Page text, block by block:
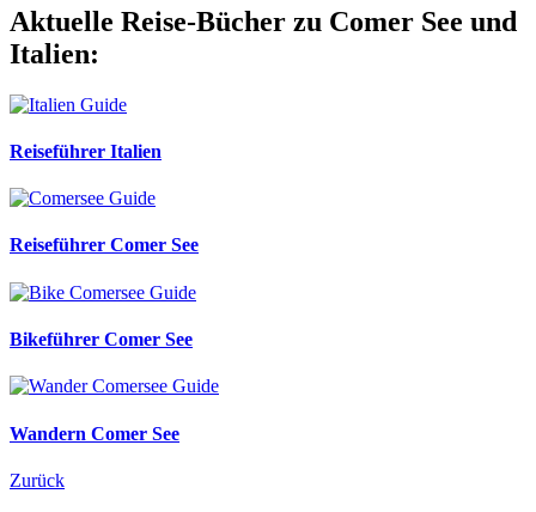
Aktuelle Reise-Bücher zu Comer See und
Italien:
Reiseführer Italien
Reiseführer Comer See
Bikeführer Comer See
Wandern Comer See
Zurück